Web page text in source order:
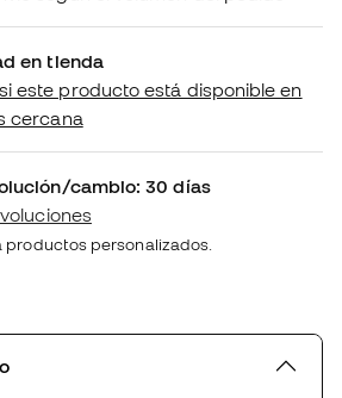
en tienda
este producto está disponible en
cercana
cambio: 30 días
productos personalizados.